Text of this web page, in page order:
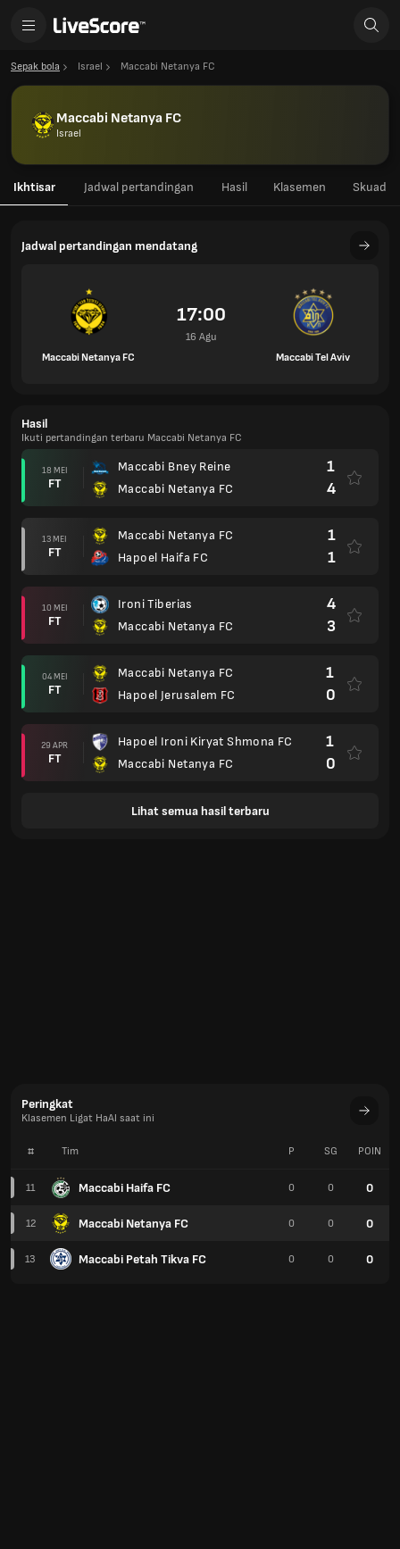
Sepak bola Israel Maccabi Netanya FC
Maccabi Netanya FC
Israel
Ikhtisar Jadwal pertandingan Hasil Klasemen Skuad
Jadwal pertandingan mendatang
Maccabi Netanya FC
17:00
16 Agu
Maccabi Tel Aviv
Hasil
Ikuti pertandingan terbaru Maccabi Netanya FC
18 MEI
FT
Maccabi Bney Reine
Maccabi Netanya FC
1
4
13 MEI
FT
Maccabi Netanya FC
Hapoel Haifa FC
1
1
10 MEI
FT
Ironi Tiberias
Maccabi Netanya FC
4
3
04 MEI
FT
Maccabi Netanya FC
Hapoel Jerusalem FC
1
0
29 APR
FT
Hapoel Ironi Kiryat Shmona FC
Maccabi Netanya FC
1
0
Lihat semua hasil terbaru
Peringkat
Klasemen Ligat HaAl saat ini
# Tim
11 Maccabi Haifa FC
12 Maccabi Netanya FC
13 Maccabi Petah Tikva FC
P SG POIN
0 0 0
0 0 0
0 0 0